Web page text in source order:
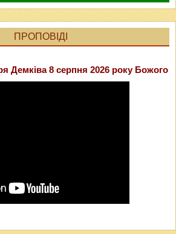
ПРОПОВІДІ
Демківа 8 серпня 2026 року Божого